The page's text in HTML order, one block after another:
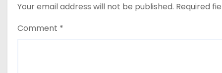
Your email address will not be published. Required
Comment *